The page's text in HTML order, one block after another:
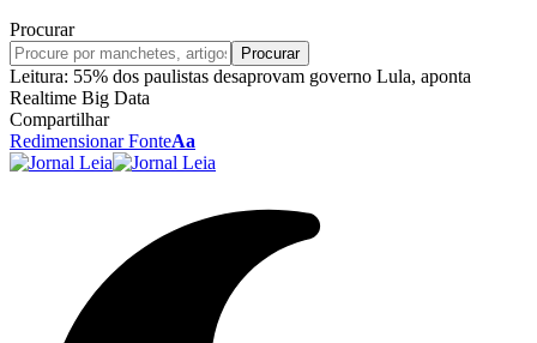
Procurar
Leitura: 55% dos paulistas desaprovam governo Lula, aponta
Realtime Big Data
Compartilhar
Redimensionar FonteAa